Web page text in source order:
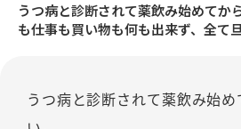
うつ病と診断されて薬飲み始めてか
も仕事も買い物も何も出来ず、全て
うつ病と診断されて薬飲み始